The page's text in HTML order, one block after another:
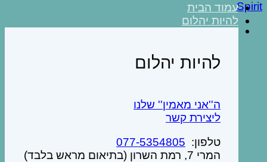
עמוד הבית
להיות יהלום
להיות יהלום
ה''אני מאמין'' שלנו
ליצירת קשר
טלפון: 077-5354805
המרי 7, רמת השרון (בתיאום מראש בלבד)